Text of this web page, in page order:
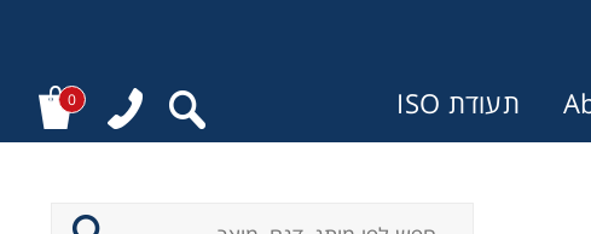
תעודת ISO 0